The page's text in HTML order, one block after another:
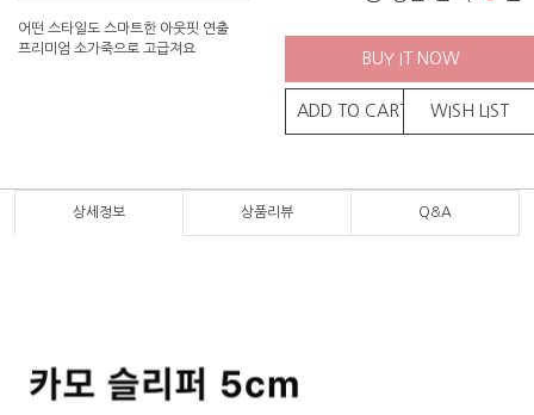
어떤 스타일도 스마트한 아웃핏 연출
프리미엄 소가죽으로 고급져요
BUY IT NOW
ADD TO CART WISH LIST
상세정보 상품리뷰 Q&A